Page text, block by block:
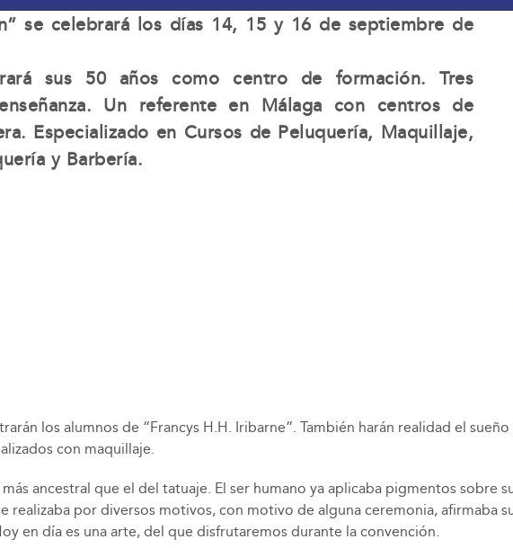
se celebrará los días 14, 15 y 16 de septiembre de
sus 50 años como centro de formación. Tres
Un referente en Málaga con centros de
Especializado en Cursos de Peluquería, Maquillaje,
y Barbería.
los alumnos de “Francys H.H. Iribarne”. También harán realidad el
con maquillaje.
ancestral que el del tatuaje. El ser humano ya aplicaba pigmentos sobre
realizaba por diversos motivos, con motivo de alguna ceremonia, afirmaba
en día es una arte, del que disfrutaremos durante la convención.